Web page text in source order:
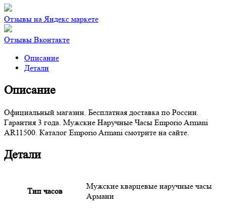
Отзывы на Яндекс маркете
Отзывы Вконтакте
Описание
Детали
Описание
Официальный магазин. Бесплатная доставка по России.
Гарантия 3 года. Мужские Наручные Часы Emporio Armani
AR11500. Каталог Emporio Armani смотрите на сайте.
Детали
Тип часов
Мужские кварцевые наручные часы
Армани